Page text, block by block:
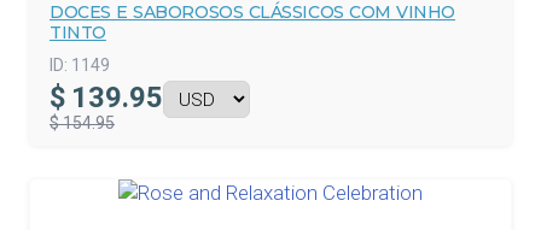
DOCES E SABOROSOS CLÁSSICOS COM VINHO
TINTO
ID: 1149
$ 139.95
$ 154.95